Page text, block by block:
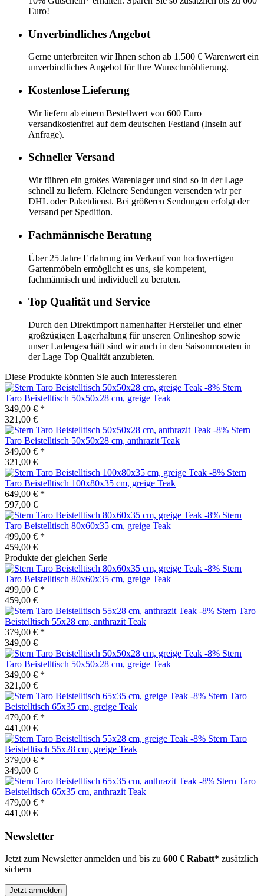
Euro!
Unverbindliches Angebot
Gerne unterbreiten wir Ihnen schon ab 1.500 € Warenwert ein
unverbindliches Angebot für Ihre Wunschmöblierung.
Kostenlose Lieferung
Wir liefern ab einem Bestellwert von 600 Euro
versandkostenfrei auf dem deutschen Festland (Inseln auf
Anfrage).
Schneller Versand
Wir führen ein großes Warenlager und sind so in der Lage
schnell zu liefern. Kleinere Sendungen versenden wir per
DHL oder Paketdienst. Bei größeren Sendungen erfolgt der
Versand per Spedition.
Fachmännische Beratung
Über 25 Jahre Erfahrung im Verkauf von hochwertigen
Gartenmöbeln ermöglicht es uns, sie kompetent,
fachmännisch und individuell zu beraten.
Top Qualität und Service
Durch den Direktimport namenhafter Hersteller und einer
großzügigen Lagerhaltung für unseren Onlineshop sowie
unser Ladengeschäft sind wir auch in den Saisonmonaten in
der Lage Top Qualität anzubieten.
Diese Produkte könnten Sie auch interessieren
-8% Stern
Taro Beistelltisch 50x50x28 cm, greige Teak
349,00 € *
321,00 €
-8% Stern
Taro Beistelltisch 50x50x28 cm, anthrazit Teak
349,00 € *
321,00 €
-8% Stern
Taro Beistelltisch 100x80x35 cm, greige Teak
649,00 € *
597,00 €
-8% Stern
Taro Beistelltisch 80x60x35 cm, greige Teak
499,00 € *
459,00 €
Produkte der gleichen Serie
-8% Stern
Taro Beistelltisch 80x60x35 cm, greige Teak
499,00 € *
459,00 €
-8% Stern Taro
Beistelltisch 55x28 cm, anthrazit Teak
379,00 € *
349,00 €
-8% Stern
Taro Beistelltisch 50x50x28 cm, greige Teak
349,00 € *
321,00 €
-8% Stern Taro
Beistelltisch 65x35 cm, greige Teak
479,00 € *
441,00 €
-8% Stern Taro
Beistelltisch 55x28 cm, greige Teak
379,00 € *
349,00 €
-8% Stern Taro
Beistelltisch 65x35 cm, anthrazit Teak
479,00 € *
441,00 €
Newsletter
Jetzt zum Newsletter anmelden und bis zu 600 € Rabatt* zusätzlich
sichern
Jetzt anmelden